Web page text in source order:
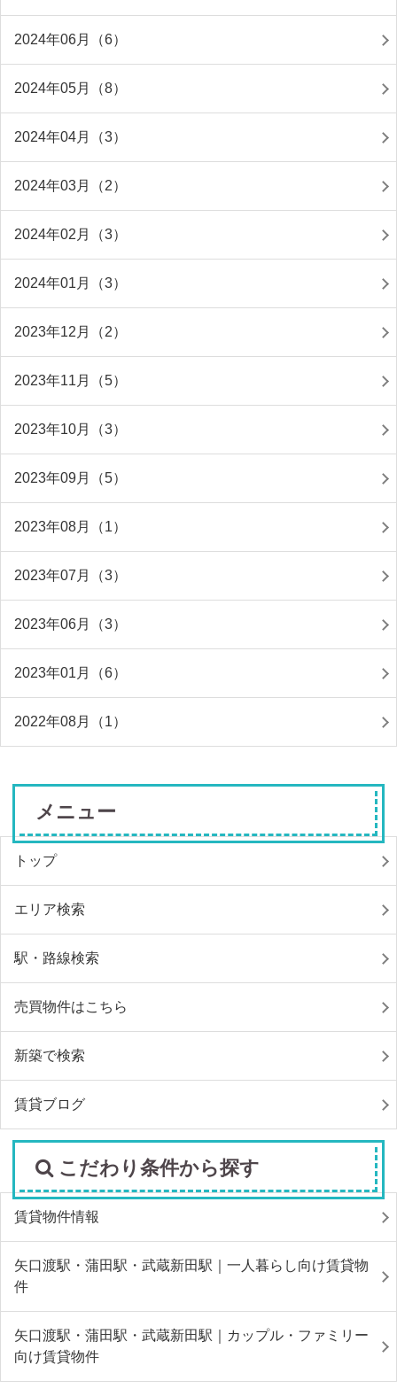
2024年06月（6）
2024年05月（8）
2024年04月（3）
2024年03月（2）
2024年02月（3）
2024年01月（3）
2023年12月（2）
2023年11月（5）
2023年10月（3）
2023年09月（5）
2023年08月（1）
2023年07月（3）
2023年06月（3）
2023年01月（6）
2022年08月（1）
メニュー
トップ
エリア検索
駅・路線検索
売買物件はこちら
新築で検索
賃貸ブログ
こだわり条件から探す
賃貸物件情報
矢口渡駅・蒲田駅・武蔵新田駅｜一人暮らし向け賃貸物
件
矢口渡駅・蒲田駅・武蔵新田駅｜カップル・ファミリー
向け賃貸物件